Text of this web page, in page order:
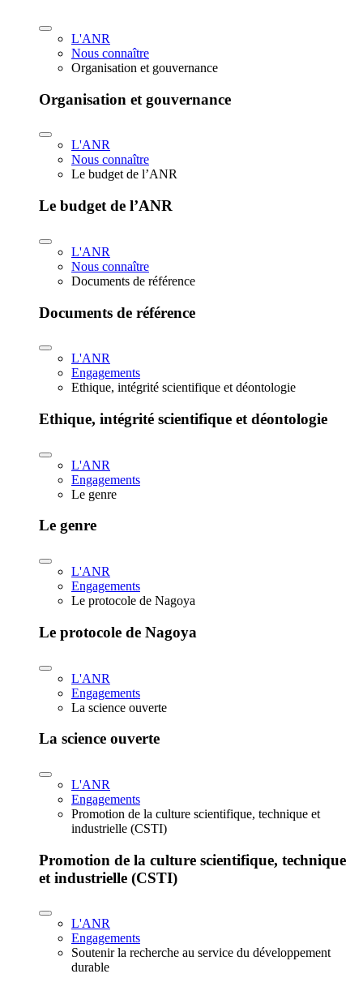
L'ANR
Nous connaître
Organisation et gouvernance
Organisation et gouvernance
L'ANR
Nous connaître
Le budget de l’ANR
Le budget de l’ANR
L'ANR
Nous connaître
Documents de référence
Documents de référence
L'ANR
Engagements
Ethique, intégrité scientifique et déontologie
Ethique, intégrité scientifique et déontologie
L'ANR
Engagements
Le genre
Le genre
L'ANR
Engagements
Le protocole de Nagoya
Le protocole de Nagoya
L'ANR
Engagements
La science ouverte
La science ouverte
L'ANR
Engagements
Promotion de la culture scientifique, technique et
industrielle (CSTI)
Promotion de la culture scientifique, technique
et industrielle (CSTI)
L'ANR
Engagements
Soutenir la recherche au service du développement
durable